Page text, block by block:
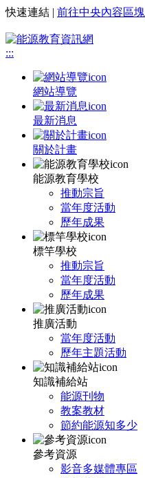
快速連結 | 前往中央內容區塊
:::
網站導覽
最新消息
關於計畫
能源教育學校
推動宗旨
當年度活動
歷年成果
標竿學校
推動宗旨
當年度活動
歷年成果
推廣活動
當年度活動
歷年主題活動
知識補給站
能源刊物
教案教材
節約能源知多少
參考資源
影音多媒體專區